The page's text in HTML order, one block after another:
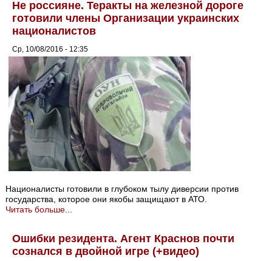
Не россияне. Теракты на железной дороге
готовили члены Организации украинских
националистов
Ср, 10/08/2016 - 12:35
Националисты готовили в глубоком тылу диверсии против
государства, которое они якобы защищают в АТО.
Читать больше...
Ошибки резидента. Агент Краснов почти
сознался в двойной игре (+видео)